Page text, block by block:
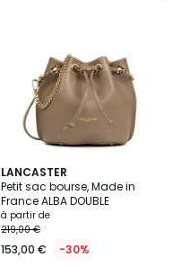
LANCASTER
Petit sac bourse, Made in
France ALBA DOUBLE
à partir de
219,00 €
153,00 € -30%
4
Couleurs